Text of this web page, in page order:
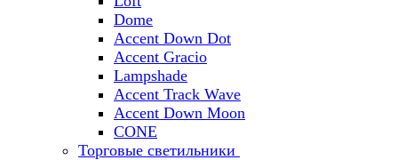
Dome
Accent Down Dot
Accent Gracio
Lampshade
Accent Track Wave
Accent Down Moon
CONE
Торговые светильники